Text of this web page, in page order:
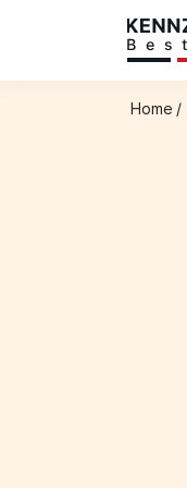
Home /